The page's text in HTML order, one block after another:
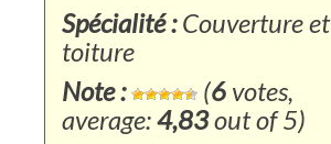
Spécialité :Couverture et
toiture
Note :
(6 votes,
average:4,83out of 5)